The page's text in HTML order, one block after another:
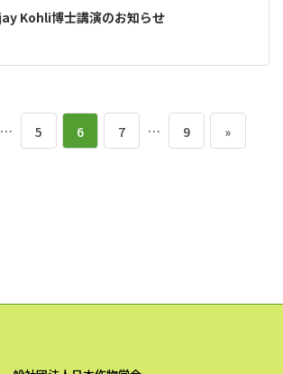
Kohli博士講演のお知らせ
…
ペ
5
ペ
6
ペ
7 …
ペ
9 »